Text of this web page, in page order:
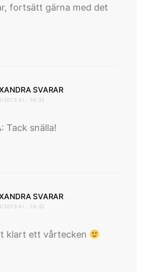
fortsätt gärna med det
SVARAR
2013 KL. 16:32
Tack snälla!
SVARAR
2013 KL. 16:32
klart ett vårtecken